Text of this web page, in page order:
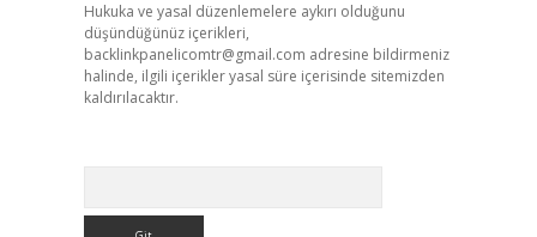
Hukuka ve yasal düzenlemelere aykırı olduğunu
düşündüğünüz içerikleri,
backlinkpanelicomtr@gmail.com adresine bildirmeniz
halinde, ilgili içerikler yasal süre içerisinde sitemizden
kaldırılacaktır.